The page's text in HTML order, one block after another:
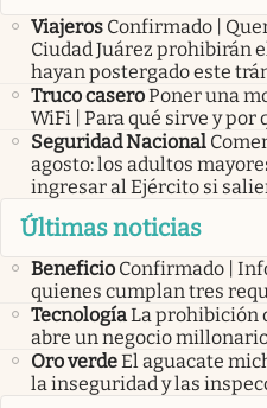
Viajeros Confirmado |
Ciudad Juárez prohibirán
hayan postergado este
Truco caseroPoner una
WiFi | Para qué sirve y
Seguridad Nacional
agosto: los adultos
ingresar al Ejército si
Últimas noticias
Beneficio Confirmado |
quienes cumplan tres
TecnologíaLa prohibición
abre un negocio
Oro verdeEl aguacate
la inseguridad y las